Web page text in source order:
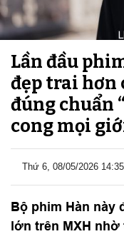
Lần đầu
đẹp trai hơn
đúng chuẩn
cong mọi
Thứ 6, 08/05/2026 14:35
Bộ phim Hàn này
lớn trên MXH nhờ